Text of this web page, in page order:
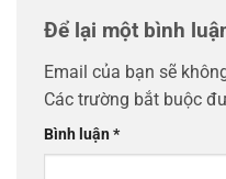
Để lại một bình
Email của bạn sẽ
Các trường bắt buộc
Bình luận*